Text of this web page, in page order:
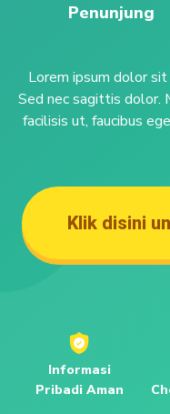
Penunjung
Lorem ipsum dolor
Sed nec sagittis dolor.
facilisis ut, faucibus
Klik disini
Informasi
Pribadi Aman